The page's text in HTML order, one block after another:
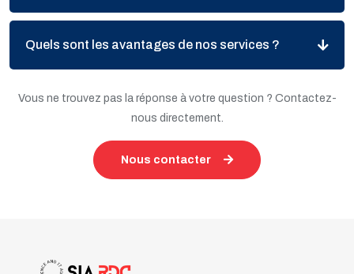
Quels sont les avantages de nos services ?
Vous ne trouvez pas la réponse à votre question ? Contactez-
nous directement.
Nous contacter